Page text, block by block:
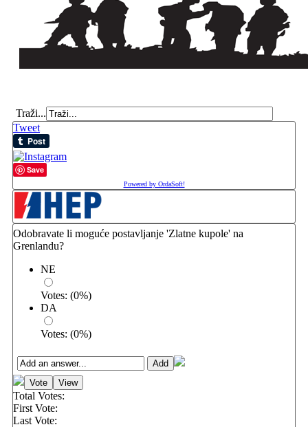
Traži...
Tweet
Save
Powered by OrdaSoft!
Odobravate li moguće postavljanje 'Zlatne kupole' na
Grenlandu?
NE
Votes: (0%)
DA
Votes: (0%)
Total Votes:
First Vote:
Last Vote: